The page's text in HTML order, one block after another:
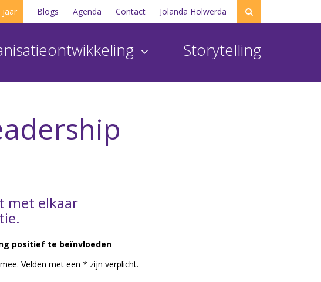
jaar Blogs Agenda Contact Jolanda Holwerda
Storytelling
met elkaar
positief te beïnvloeden
Velden met een * zijn verplicht.